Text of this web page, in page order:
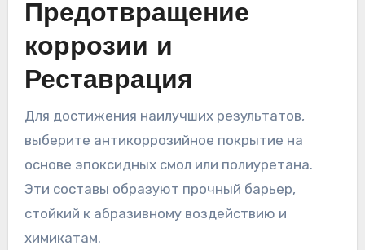
Предотвращение
коррозии и
Реставрация
Для достижения наилучших результатов,
выберите антикоррозийное покрытие на
основе эпоксидных смол или полиуретана.
Эти составы образуют прочный барьер,
стойкий к абразивному воздействию и
химикатам.